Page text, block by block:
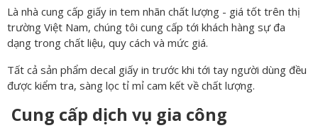
Là nhà cung cấp giấy in tem nhãn chất lượng - giá tốt trên thị
trường Việt Nam, chúng tôi cung cấp tới khách hàng sự đa
dạng trong chất liệu, quy cách và mức giá.
Tất cả sản phẩm decal giấy in trước khi tới tay người dùng đều
được kiểm tra, sàng lọc tỉ mỉ cam kết về chất lượng.
Cung cấp dịch vụ gia công